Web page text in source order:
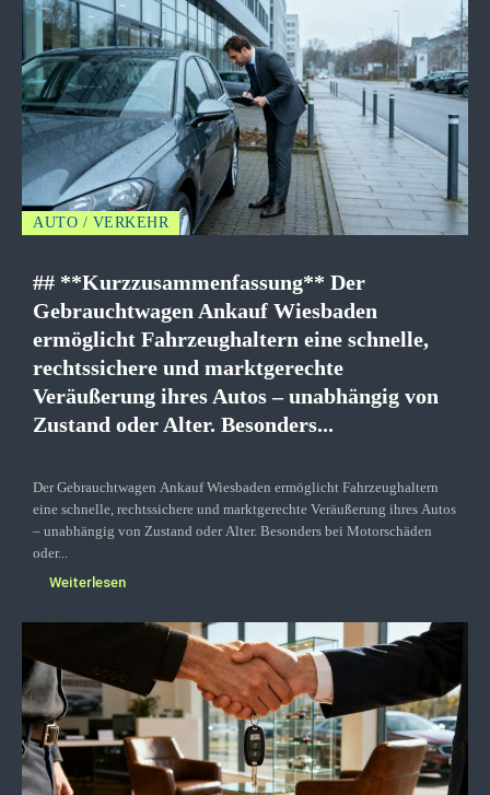
AUTO / VERKEHR
## **Kurzzusammenfassung** Der
Gebrauchtwagen Ankauf Wiesbaden
ermöglicht Fahrzeughaltern eine schnelle,
rechtssichere und marktgerechte
Veräußerung ihres Autos – unabhängig von
Zustand oder Alter. Besonders...
Der Gebrauchtwagen Ankauf Wiesbaden ermöglicht Fahrzeughaltern
eine schnelle, rechtssichere und marktgerechte Veräußerung ihres Autos
– unabhängig von Zustand oder Alter. Besonders bei Motorschäden
oder...
Weiterlesen